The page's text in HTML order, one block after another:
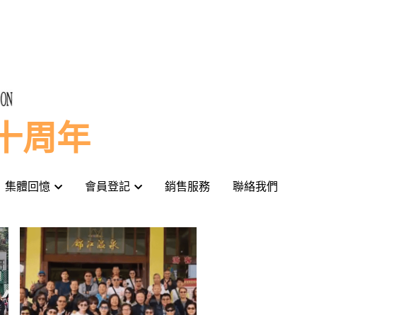
周年
集體回憶 會員登記 銷售服務 聯絡我們
周年
集體回憶 會員登記 銷售服務 聯絡我們